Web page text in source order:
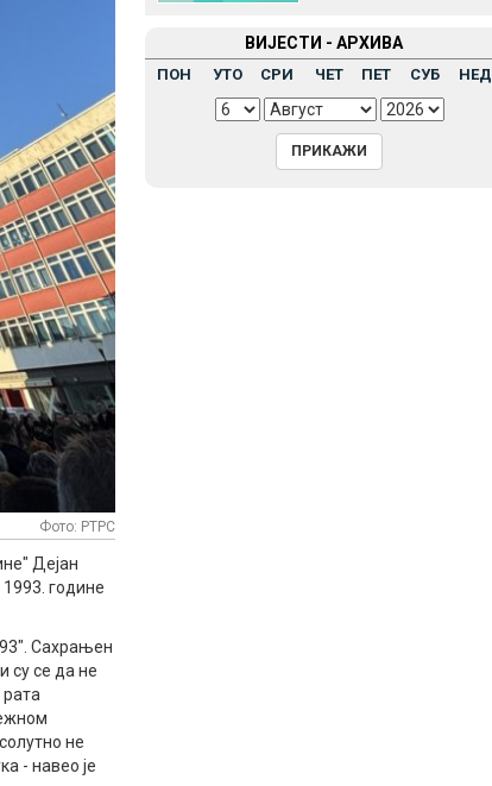
Фото: РТРС
Дејан
године
93". Сахрањен
су се да не
рата
не
- навео је
ВИЈЕСТИ - АРХИВА
ПОН УТО СРИ ЧЕТ ПЕТ СУБ НЕД